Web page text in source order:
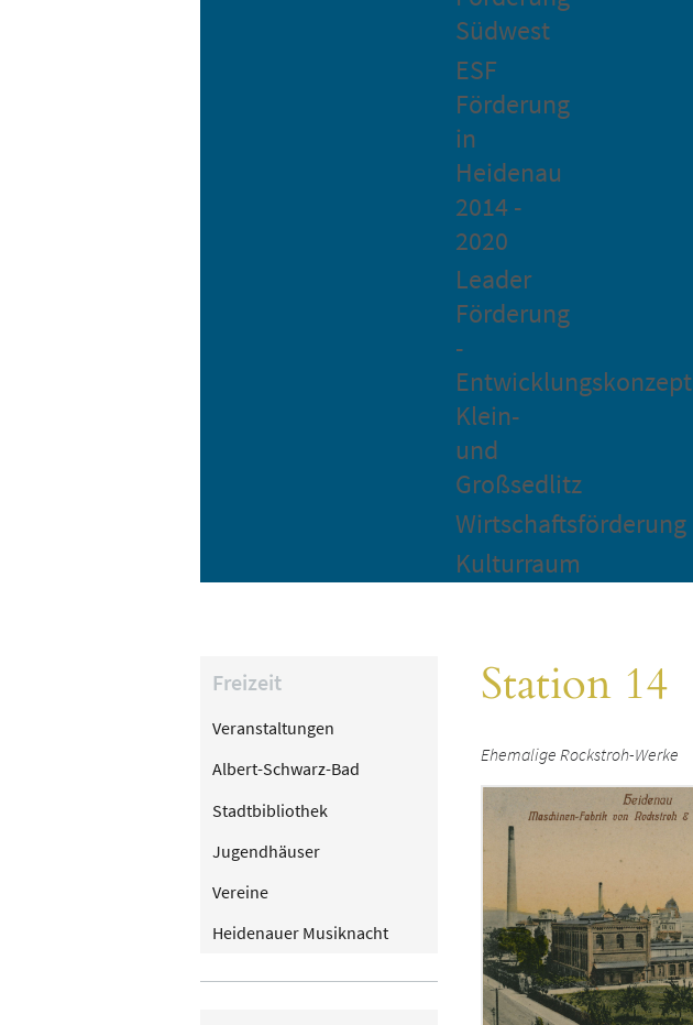
Südwest
ESF
Förderung
in
Heidenau
2014 -
2020
Leader
Förderung
-
Entwicklungskonzept
Klein-
und
Großsedlitz
Wirtschaftsförderung
Kulturraum
Freizeit
Veranstaltungen
Albert-Schwarz-Bad
Stadtbibliothek
Jugendhäuser
Vereine
Heidenauer Musiknacht
Station 14
Ehemalige Rockstroh-Werke